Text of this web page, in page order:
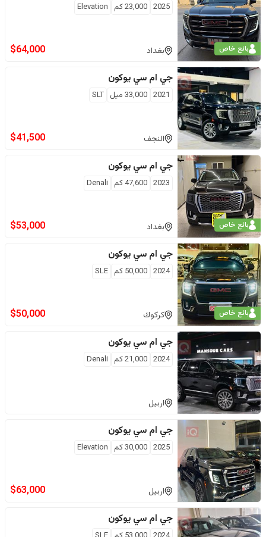
بائع خاص
2025
23,000كم Elevation
بغداد $64,000
جي ام سي يوكون
2021
33,000 ميل SLT
النجف $41,500
بائع خاص
جي ام سي يوكون
2023
47,600كم Denali
بغداد $53,000
بائع خاص
جي ام سي يوكون
2024
50,000 كم SLE
كركوك $50,000
جي ام سي يوكون
2024
21,000كم Denali
اربيل
جي ام سي يوكون
2025
30,000كم Elevation
اربيل $63,000
جي ام سي يوكون